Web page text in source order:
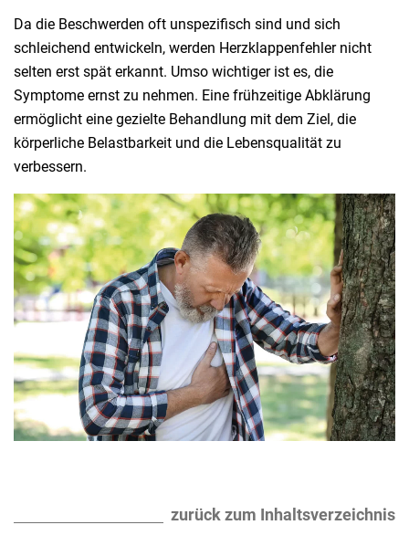
Da die Beschwerden oft unspezifisch sind und sich
schleichend entwickeln, werden Herzklappenfehler nicht
selten erst spät erkannt. Umso wichtiger ist es, die
Symptome ernst zu nehmen. Eine frühzeitige Abklärung
ermöglicht eine gezielte Behandlung mit dem Ziel, die
körperliche Belastbarkeit und die Lebensqualität zu
verbessern.
zurück zum Inhaltsverzeichnis